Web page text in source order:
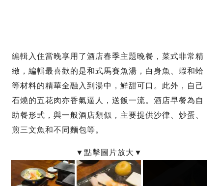
編輯入住當晚享用了酒店春季主題晚餐，菜式非常精
緻，編輯最喜歡的是和式馬賽魚湯，白身魚、蝦和蛤
等材料的精華全融入到湯中，鮮甜可口。此外，自己
石燒的五花肉亦香氣逼人，送飯一流。酒店早餐為自
助餐形式，與一般酒店類似，主要提供沙律、炒蛋、
煎三文魚和不同麵包等。